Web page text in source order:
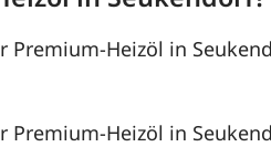
Premium-Heizöl in
Premium-Heizöl in